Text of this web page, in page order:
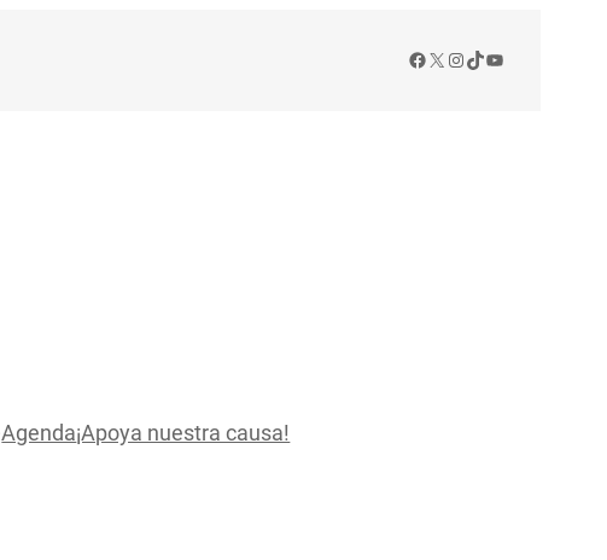
Facebook
X Instagram
TikTok
YouTube
Agenda¡Apoya nuestra causa!